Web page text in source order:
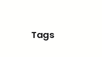
Tags